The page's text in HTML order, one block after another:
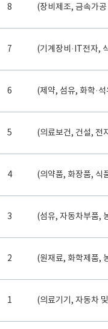
8 (장비제조, 금속가
7 (기계장비·IT전자,
6 (제약, 섬유, 화학·
5 (의료보건, 건설, 전
4 (의약품, 화장품, 식
3 (섬유, 자동차부품,
2 (원재료, 화학제품,
1 (의료기기, 자동차